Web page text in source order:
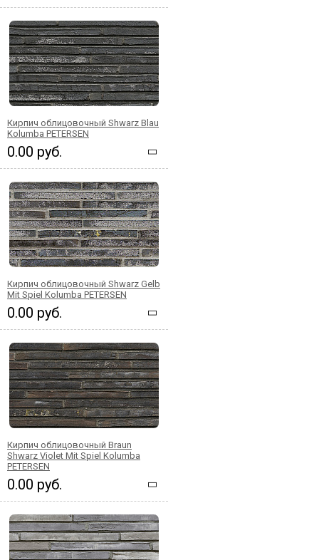
Кирпич облицовочный Shwarz Blau
Kolumba PETERSEN
0.00 руб.
Кирпич облицовочный Shwarz Gelb
Mit Spiel Kolumba PETERSEN
0.00 руб.
Кирпич облицовочный Braun
Shwarz Violet Mit Spiel Kolumba
PETERSEN
0.00 руб.